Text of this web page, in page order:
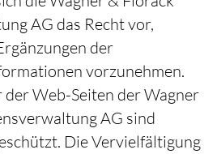
AG das Recht vor,
der
vorzunehmen.
Web-Seiten der Wagner
AG sind
Die Vervielfältigung